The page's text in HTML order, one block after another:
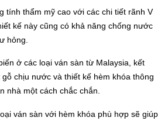
tính thẩm mỹ cao với các chi tiết rãnh V
kế này cũng có khả năng chống nước
hỏng.
ở các loại ván sàn từ Malaysia, kết
chịu nước và thiết kế hèm khóa thông
nhà một cách chắc chắn.
ván sàn với hèm khóa phù hợp sẽ giúp